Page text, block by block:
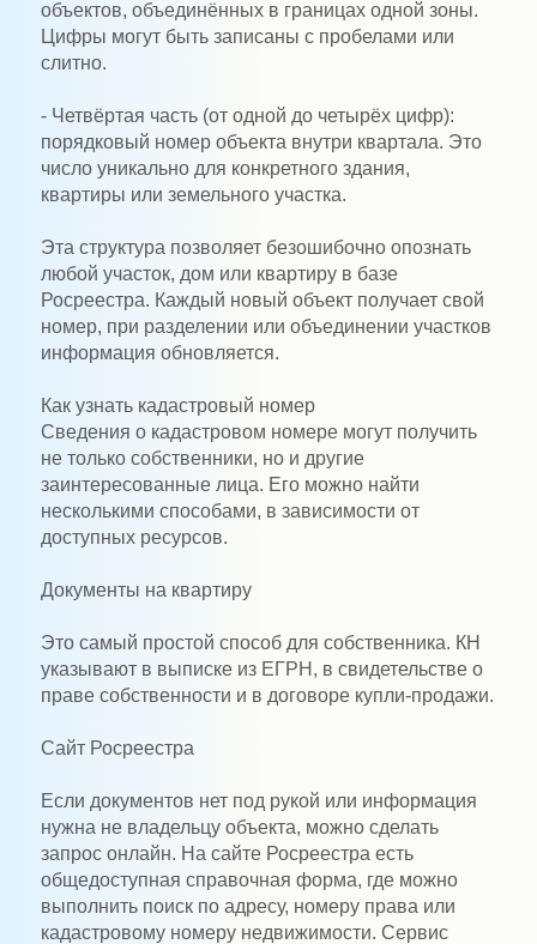
объектов, объединённых в границах одной зоны.
Цифры могут быть записаны с пробелами или
слитно.
- Четвёртая часть (от одной до четырёх цифр):
порядковый номер объекта внутри квартала. Это
число уникально для конкретного здания,
квартиры или земельного участка.
Эта структура позволяет безошибочно опознать
любой участок, дом или квартиру в базе
Росреестра. Каждый новый объект получает свой
номер, при разделении или объединении участков
информация обновляется.
Как узнать кадастровый номер
Сведения о кадастровом номере могут получить
не только собственники, но и другие
заинтересованные лица. Его можно найти
несколькими способами, в зависимости от
доступных ресурсов.
Документы на квартиру
Это самый простой способ для собственника. КН
указывают в выписке из ЕГРН, в свидетельстве о
праве собственности и в договоре купли-продажи.
Сайт Росреестра
Если документов нет под рукой или информация
нужна не владельцу объекта, можно сделать
запрос онлайн. На сайте Росреестра есть
общедоступная справочная форма, где можно
выполнить поиск по адресу, номеру права или
кадастровому номеру недвижимости. Сервис